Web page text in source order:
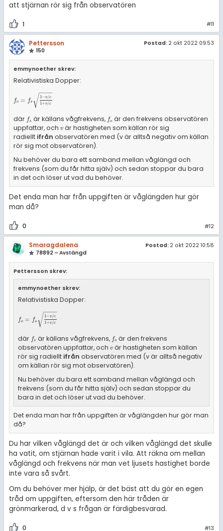
att stjärnan rör sig från observatören
1 #11
Pettersson
150
Postad: 2 okt 2022 09:53
emmynoether skrev:
Relativistiska Dopper:
fo = fs
1−v/c
1+v/c
− −
−−
√
fo =f s1-v/c1+v
där fs
fs är källans vågfrekvens, fo
fo är den frekvens observatören
uppfattar, och v
vär hastigheten som källan rör sig
radiellt ifrån observatören med (v är alltså negativ om källan
rör sig mot observatören).
Nu behöver du bara ett samband mellan våglängd och
frekvens (som du får hitta själv) och sedan stoppar du bara
in det och löser ut vad du behöver.
Det enda man har från uppgiften är våglängden hur gör
man då?
0 #12
Smaragdalena
78892 – Avstängd
Postad: 2 okt 2022 10:58
Pettersson skrev:
emmynoether skrev:
Relativistiska Dopper:
fo = fs
1−v/c
1+v/c
− −
−−
√
fo =f s1-v/c1+v
där fs
fs är källans vågfrekvens, fo
fo är den frekvens
observatören uppfattar, och v
vär hastigheten som källan
rör sig radiellt ifrån observatören med (v är alltså negativ
om källan rör sig mot observatören).
Nu behöver du bara ett samband mellan våglängd och
frekvens (som du får hitta själv) och sedan stoppar du
bara in det och löser ut vad du behöver.
Det enda man har från uppgiften är våglängden hur gör man
då?
Du har vilken våglängd det är och vilken våglängd det skulle
ha vatit, om stjärnan hade varit i vila. Att räkna om mellan
våglängd och frekvens när man vet ljusets hastighet borde
inte vara så svårt.
Om du behöver mer hjälp, är det bäst att du gör en egen
tråd om uppgiften, eftersom den här tråden är
grönmarkerad, d v s frågan är färdigbesvarad.
0 #13